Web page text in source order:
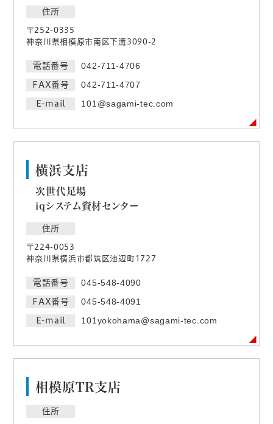
住所
〒252-0335
神奈川県相模原市南区下溝3090-2
電話番号 042-711-4706
FAX番号 042-711-4707
E-mail 101@sagami-tec.com
横浜支店
次世代足場
iqシステム資材センター
住所
〒224-0053
神奈川県横浜市都筑区池辺町1727
電話番号 045-548-4090
FAX番号 045-548-4091
E-mail 101yokohama@sagami-tec.com
相模原TR支店
住所